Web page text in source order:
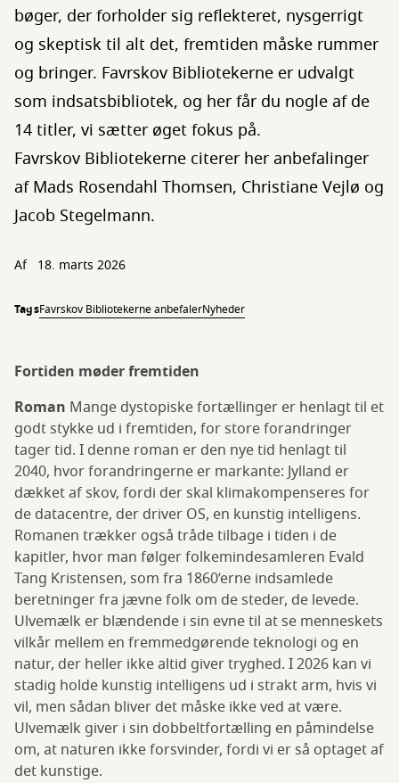
bøger, der forholder sig reflekteret, nysgerrigt
og skeptisk til alt det, fremtiden måske rummer
og bringer. Favrskov Bibliotekerne er udvalgt
som indsatsbibliotek, og her får du nogle af de
14 titler, vi sætter øget fokus på.
Favrskov Bibliotekerne citerer her anbefalinger
af Mads Rosendahl Thomsen, Christiane Vejlø og
Jacob Stegelmann.
Af 18. marts 2026
TagsFavrskov Bibliotekerne anbefalerNyheder
Fortiden møder fremtiden
Roman Mange dystopiske fortællinger er henlagt til et
godt stykke ud i fremtiden, for store forandringer
tager tid. I denne roman er den nye tid henlagt til
2040, hvor forandringerne er markante: Jylland er
dækket af skov, fordi der skal klimakompenseres for
de datacentre, der driver OS, en kunstig intelligens.
Romanen trækker også tråde tilbage i tiden i de
kapitler, hvor man følger folkemindesamleren Evald
Tang Kristensen, som fra 1860’erne indsamlede
beretninger fra jævne folk om de steder, de levede.
Ulvemælk er blændende i sin evne til at se menneskets
vilkår mellem en fremmedgørende teknologi og en
natur, der heller ikke altid giver tryghed. I 2026 kan vi
stadig holde kunstig intelligens ud i strakt arm, hvis vi
vil, men sådan bliver det måske ikke ved at være.
Ulvemælk giver i sin dobbeltfortælling en påmindelse
om, at naturen ikke forsvinder, fordi vi er så optaget af
det kunstige.